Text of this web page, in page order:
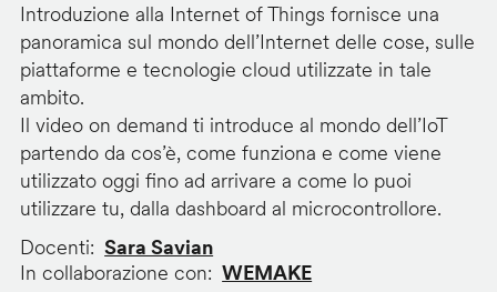
Introduzione alla Internet of Things fornisce una
panoramica sul mondo dell’Internet delle cose, sulle
piattaforme e tecnologie cloud utilizzate in tale
ambito.
Il video on demand ti introduce al mondo dell’IoT
partendo da cos’è, come funziona e come viene
utilizzato oggi fino ad arrivare a come lo puoi
utilizzare tu, dalla dashboard al microcontrollore.
Docenti
Sara Savian
In collaborazione con
WEMAKE